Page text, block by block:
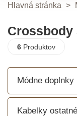
Hlavná stránka >
Crossbody
6Produktov
Módne doplnky
Kabelky ostatné